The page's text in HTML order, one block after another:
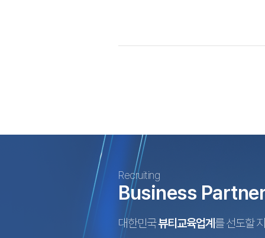
Recruiting
Business
대한민국뷰티교육업계 를 선도할